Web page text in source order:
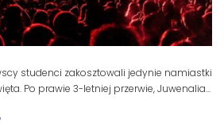
studenci zakosztowali jedynie namiastki
Po prawie 3-letniej przerwie, Juwenalia...